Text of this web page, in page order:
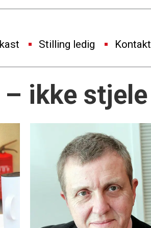
Stilling ledig Kontakt
ikke stjele